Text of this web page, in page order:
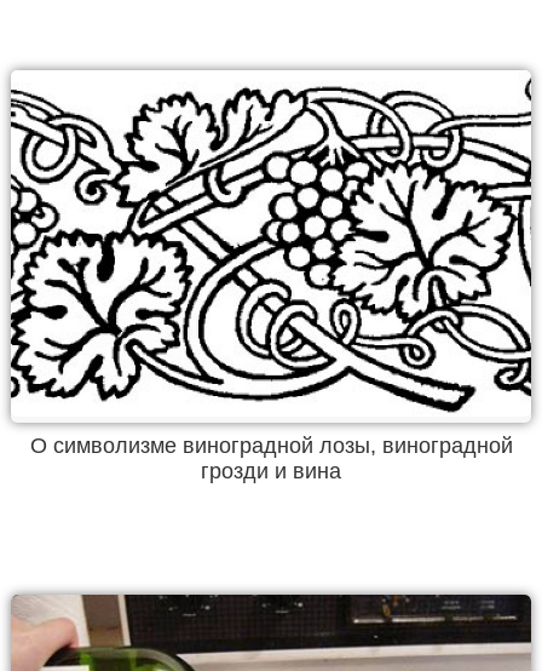
О символизме виноградной лозы, виноградной
грозди и вина